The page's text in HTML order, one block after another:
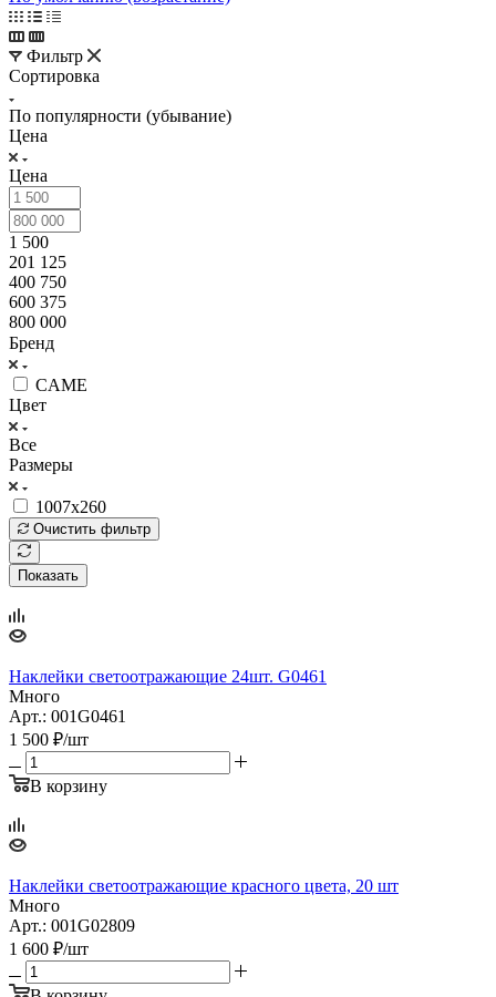
Фильтр
Сортировка
По популярности (убывание)
Цена
Цена
1 500
201 125
400 750
600 375
800 000
Бренд
CAME
Цвет
Все
Размеры
1007x260
Очистить фильтр
Показать
Наклейки светоотражающие 24шт. G0461
Много
Арт.: 001G0461
1 500 ₽/шт
В корзину
Наклейки светоотражающие красного цвета, 20 шт
Много
Арт.: 001G02809
1 600 ₽/шт